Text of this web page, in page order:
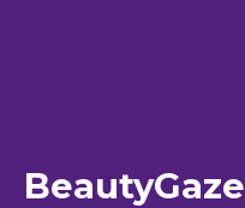
BeautyGaze